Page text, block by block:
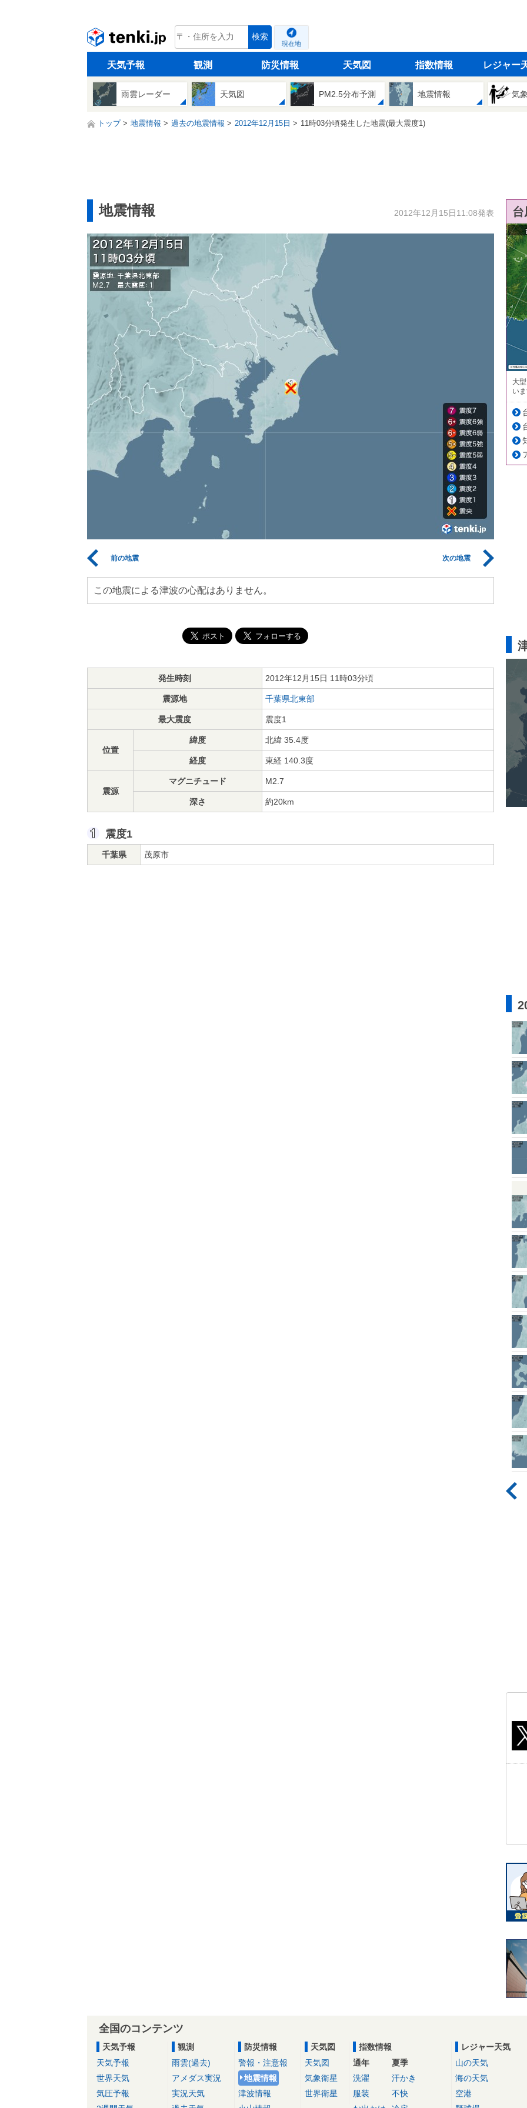
tenki.jp 検索
現在地
天気予報 観測 防災情報 天気図 指数情報 レジャー
雨雲レーダー 天気図 PM2.5分布予測 地震情報 気
トップ 地震情報 過去の地震情報 2012年12月15日 11時03分頃発生した地震(最大震度1)
地震情報 2012年12月15日11:08発表
前の地震 次の地震
この地震による津波の心配はありません。
発生時刻 2012年12月15日 11時03分頃
震源地 千葉県北東部
最大震度 震度1
位置
緯度 北緯 35.4度
経度 東経 140.3度
震源
マグニチュード M2.7
深さ 約20km
震度1
千葉県 茂原市
大
い
全国のコンテンツ
天気予報
天気予報
世界天気
気圧予報
観測
雨雲(過去)
アメダス実況
実況天気
防災情報
警報・注意報
地震情報
津波情報
天気図
天気図
気象衛星
世界衛星
指数情報
通年
洗濯
服装
夏季
汗かき
不快
レジャー天気
山の天気
海の天気
空港